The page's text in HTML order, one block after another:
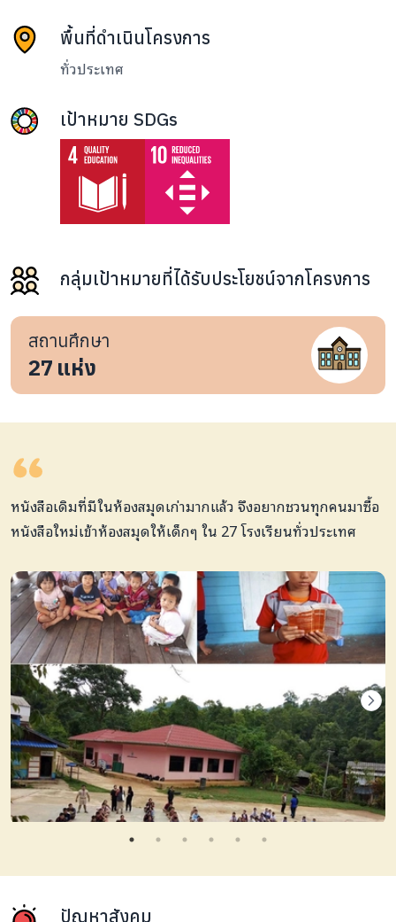
พื้นที่ดำเนินโครงการ
ทั่วประเทศ
เป้าหมาย SDGs
กลุ่มเป้าหมายที่ได้รับประโยชน์จากโครงการ
สถานศึกษา
27 แห่ง
หนังสือเดิมที่มีในห้องสมุดเก่ามากแล้ว จึงอยากชวนทุกคนมาซื้อ
หนังสือใหม่เข้าห้องสมุดให้เด็กๆ ใน 27 โรงเรียนทั่วประเทศ
ปัญหาสังคม